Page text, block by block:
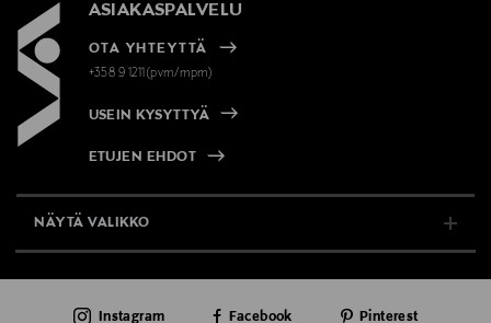
ASIAKASPALVELU
OTA YHTEYTTÄ
+358 9 1211(pvm/mpm)
USEIN KYSYTTYÄ
ETUJEN EHDOT
NÄYTÄ VALIKKO
Instagram Facebook Pinterest